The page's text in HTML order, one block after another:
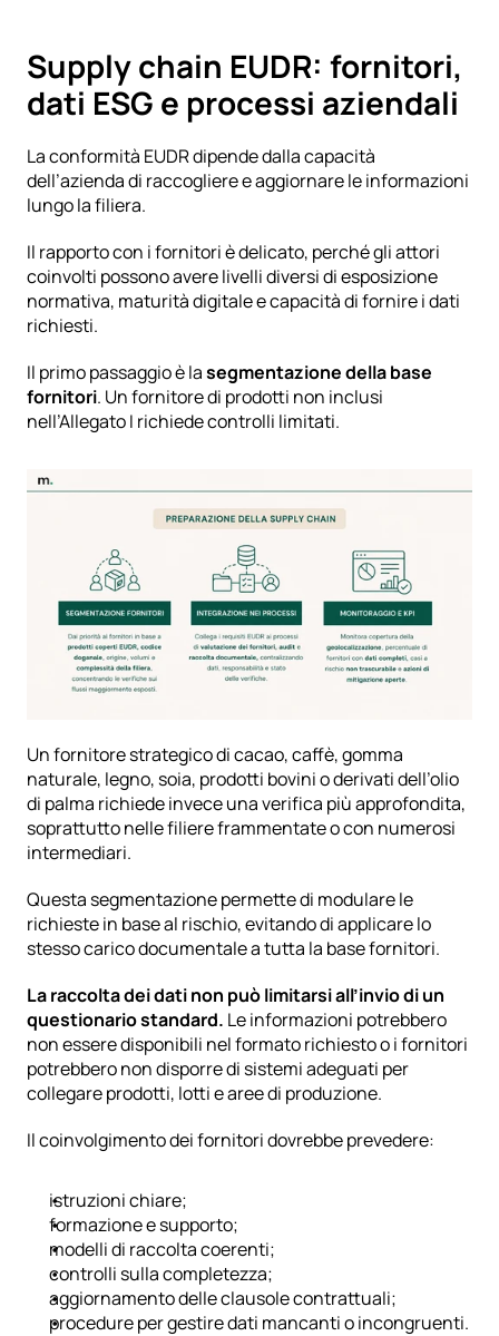
Supply chain EUDR: fornitori,
dati ESG e processi aziendali
La conformità EUDR dipende dalla capacità
dell’azienda di raccogliere e aggiornare le informazioni
lungo la filiera.
Il rapporto con i fornitori è delicato, perché gli attori
coinvolti possono avere livelli diversi di esposizione
normativa, maturità digitale e capacità di fornire i dati
richiesti.
Il primo passaggio è la segmentazione della base
fornitori. Un fornitore di prodotti non inclusi
nell’Allegato I richiede controlli limitati.
Un fornitore strategico di cacao, caffè, gomma
naturale, legno, soia, prodotti bovini o derivati dell’olio
di palma richiede invece una verifica più approfondita,
soprattutto nelle filiere frammentate o con numerosi
intermediari.
Questa segmentazione permette di modulare le
richieste in base al rischio, evitando di applicare lo
stesso carico documentale a tutta la base fornitori.
La raccolta dei dati non può limitarsi all’invio di un
questionario standard. Le informazioni potrebbero
non essere disponibili nel formato richiesto o i fornitori
potrebbero non disporre di sistemi adeguati per
collegare prodotti, lotti e aree di produzione.
Il coinvolgimento dei fornitori dovrebbe prevedere:
istruzioni chiare;
formazione e supporto;
modelli di raccolta coerenti;
controlli sulla completezza;
aggiornamento delle clausole contrattuali;
procedure per gestire dati mancanti o incongruenti.